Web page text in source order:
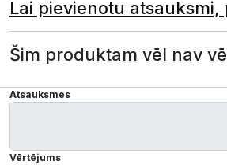
Lai pievienotu atsauksmi,
Šim produktam vēl nav
Atsauksmes
Vērtējums